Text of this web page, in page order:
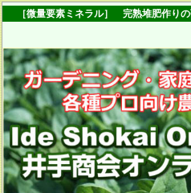
［微量要素ミネラル］ 完熟堆肥作りの